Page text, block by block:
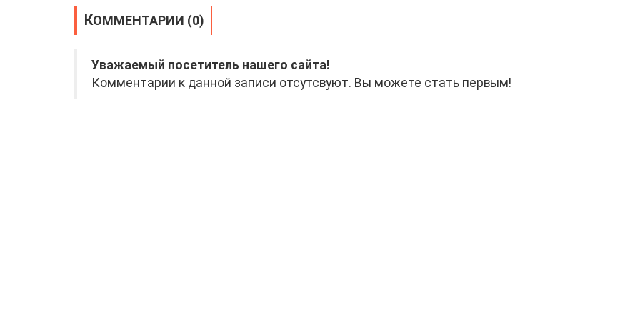
КОММЕНТАРИИ (0)
Уважаемый посетитель нашего сайта!
Комментарии к данной записи отсутсвуют. Вы можете стать первым!